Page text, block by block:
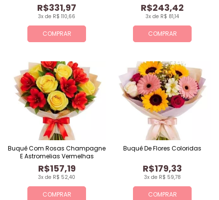
COMPRAR
3x de R$ 110,66
R$331,97
COMPRAR
3x de R$ 81,14
R$243,42
COMPRAR
3x de R$ 52,40
R$157,19
Buquê Com Rosas Champagne
E Astromelias Vermelhas
COMPRAR
3x de R$ 59,78
R$179,33
Buquê De Flores Coloridas